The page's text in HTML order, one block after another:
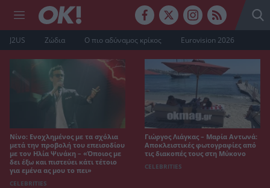
J2US Ζώδια Ο πιο αδύναμος κρίκος Eurovision 2026
Νίνο: Ενοχλημένος με τα σχόλια
μετά την προβολή του επεισοδίου
με τον Ηλία Ψινάκη – «Όποιος με
δει έξω και πιστεύει κάτι τέτοιο
για εμένα ας μου το πει»
CELEBRITIES
Γιώργος Λιάγκας – Μαρία Αντωνά:
Αποκλειστικές φωτογραφίες από
τις διακοπές τους στη Μύκονο
CELEBRITIES